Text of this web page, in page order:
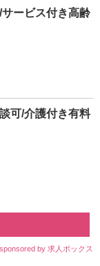
サービス付き高齢
可/介護付き有料
sponsored by 求人ボックス